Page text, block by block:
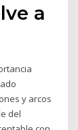
a
y arcos
del